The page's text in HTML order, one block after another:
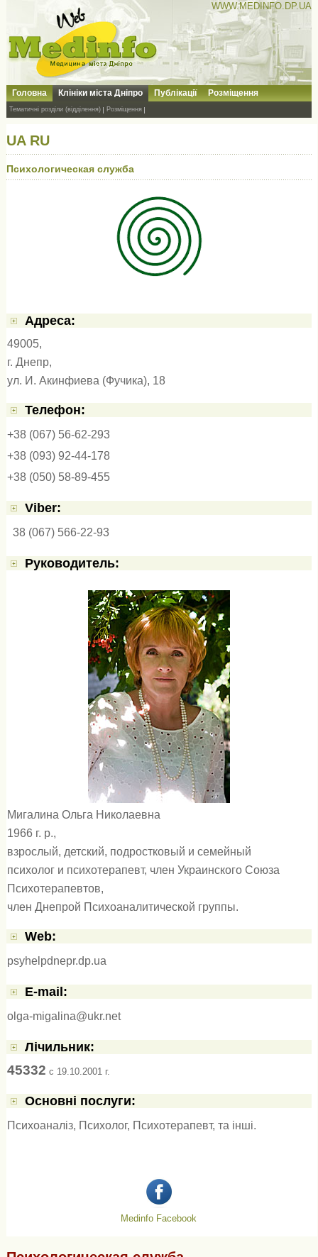
WWW.MEDINFO.DP.UA
Головна Клініки міста Дніпро Публікації Розміщення
Тематичні розділи (відділення) Розміщення
UA RU
Психологическая служба
Адресa:
49005,
г. Днепр,
ул. И. Акинфиева (Фучика), 18
Телефон:
+38 (067) 56-62-293
+38 (093) 92-44-178
+38 (050) 58-89-455
Viber:
38 (067) 566-22-93
Руководитель:
Мигалина Ольга Николаевна
1966 г. р.,
взрослый, детский, подростковый и семейный
психолог и психотерапевт, член Украинского Союза
Психотерапевтов,
член Днепрой Психоаналитической группы.
Web:
psyhelpdnepr.dp.ua
E-mail:
olga-migalina@ukr.net
Лічильник:
45332 c 19.10.2001 г.
Основні послуги:
Психоаналіз, Психолог, Психотерапевт, та інші.
Medinfo Facebook